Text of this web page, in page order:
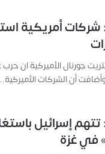
أمريكية
جورنال الأميركية ان
أن الشركات
تتهم إسرائيل
في غزة